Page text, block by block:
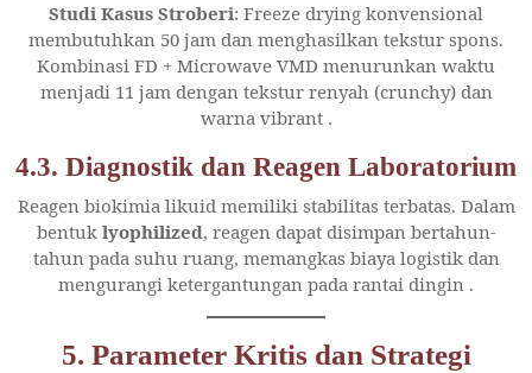
Studi Kasus Stroberi: Freeze drying konvensional
membutuhkan 50 jam dan menghasilkan tekstur spons.
Kombinasi FD + Microwave VMD menurunkan waktu
menjadi 11 jam dengan tekstur renyah (crunchy) dan
warna vibrant .
4.3. Diagnostik dan Reagen Laboratorium
Reagen biokimia likuid memiliki stabilitas terbatas. Dalam
bentuk lyophilized, reagen dapat disimpan bertahun-
tahun pada suhu ruang, memangkas biaya logistik dan
mengurangi ketergantungan pada rantai dingin .
5. Parameter Kritis dan Strategi